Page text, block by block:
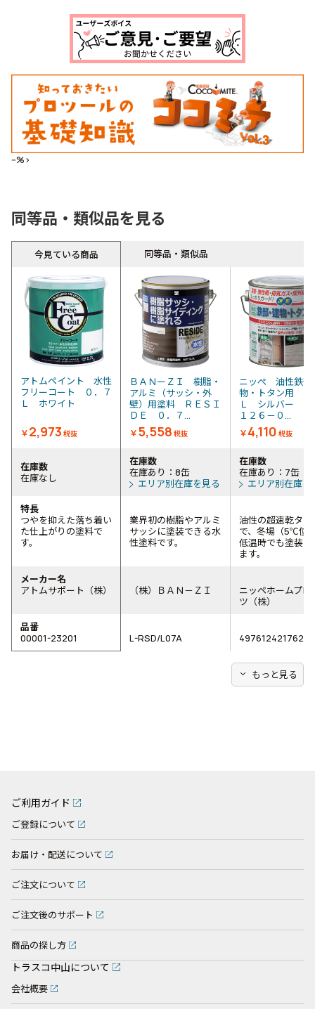
--%>
同等品・類似品を見る
今見ている商品 同等品・類似品
アトムペイント 水性
フリーコート ０．７
Ｌ ホワイト
￥2,973 税抜
ＢＡＮーＺＩ 樹脂・
アルミ（サッシ・外
壁）用塗料 ＲＥＳＩ
ＤＥ ０．７...
￥5,558 税抜
ニッぺ 油性鉄部
物・トタン用 ０
Ｌ シルバー Ｈ
１２６－０...
￥4,110 税抜
在庫数
在庫なし
在庫数
在庫あり：8缶
エリア別在庫を見る
在庫数
在庫あり：7缶
エリア別在庫を
特長
つやを抑えた落ち着い
た仕上がりの塗料で
す。
業界初の樹脂やアルミ
サッシに塗装できる水
性塗料です。
油性の超速乾タイ
で、冬場（5℃位
低温時でも塗装が
ます。
メーカー名
アトムサポート（株）
（株）ＢＡＮ－ＺＩ
ニッペホームプロ
ツ（株）
品番
00001-23201
L-RSD/L07A 4976124217623
expand_more もっと見る
ご利用ガイド
ご登録について
お届け・配送について
ご注文について
ご注文後のサポート
商品の探し方
トラスコ中山について
会社概要